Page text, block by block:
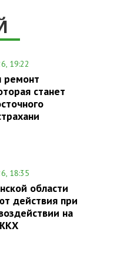
19:22
ремонт
станет
18:35
области
действия при
на